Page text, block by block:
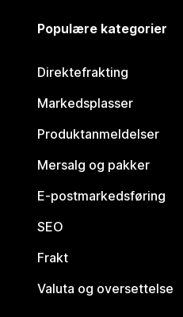
Populære kategorier
Direktefrakting
Markedsplasser
Produktanmeldelser
Mersalg og pakker
E-postmarkedsføring
SEO
Frakt
Valuta og oversettelse